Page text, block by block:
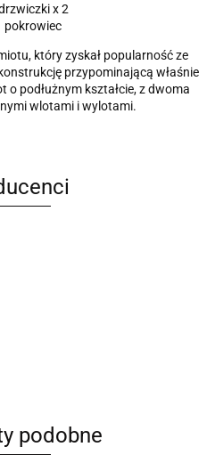
x 2
pokrowiec
który zyskał popularność ze
przypominającą właśnie
o podłużnym kształcie, z dwoma
wlotami i wylotami.
podobne